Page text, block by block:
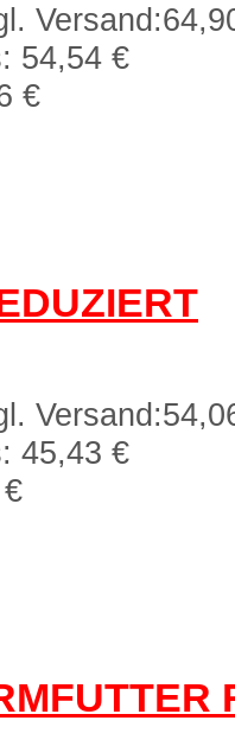
Versand:
54,54 €
€
Versand:
45,43 €